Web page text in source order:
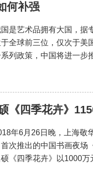
何补强
是艺术品拥有大国，据
全球前三位，仅次于美
系列政策，中国将进一
《四季花卉》
年6月26日晚，上海敬
次推出的中国书画夜场
《四季花卉》以1000